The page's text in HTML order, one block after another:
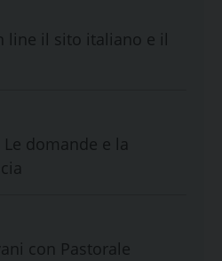
line il sito italiano e il
domande e la
con Pastorale